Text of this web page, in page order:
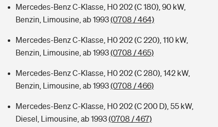
Sie haben Fragen?
Zur Übersicht
Tools
Kinderunfall-Check: Mehr Sicherheit für deine Kids
Sie haben Fragen?
Mercedes-Benz C-Klasse, H0 202 (C 180), 90 kW,
Benzin, Limousine, ab 1993(0708 / 464)
Mercedes-Benz C-Klasse, H0 202 (C 220), 110 kW,
Benzin, Limousine, ab 1993(0708 / 465)
Mercedes-Benz C-Klasse, H0 202 (C 280), 142 kW,
Benzin, Limousine, ab 1993(0708 / 466)
Mercedes-Benz C-Klasse, H0 202 (C 200 D), 55 kW,
Diesel, Limousine, ab 1993(0708 / 467)